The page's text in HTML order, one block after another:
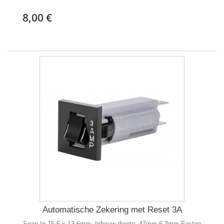
8,00 €
Automatische Zekering met Reset 3A